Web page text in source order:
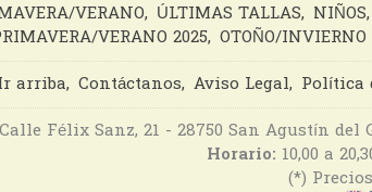
VERANO ÚLTIMAS TALLAS NIÑOS
VERANO 2025 OTOÑO/INVIERNO
arriba Contáctanos Aviso Legal Política
Calle Félix Sanz, 21 - 28750 San Agustín
Horario: 10,00 a
(*)